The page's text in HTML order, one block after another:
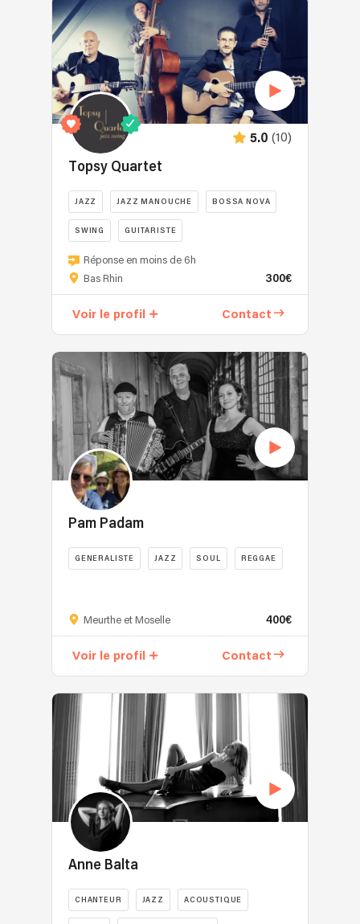
5.0 (10)
Topsy Quartet
JAZZ JAZZ MANOUCHE BOSSA NOVA
SWING GUITARISTE
Réponse en moins de 6h
Bas Rhin
300€
Voir le profil Contact
Pam Padam
GENERALISTE JAZZ SOUL REGGAE
Meurthe et Moselle 400€
Voir le profil Contact
Anne Balta
CHANTEUR JAZZ ACOUSTIQUE